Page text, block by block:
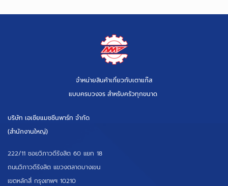
จำหน่ายสินค้าเกี่ยวกับเตาแก๊ส
แบบครบวงจร สำหรับครัวทุกขนาด
บริษัท เอเซียแมชชีนพาร์ท จำกัด
(สำนักงานใหญ่)
222/11 ซอยวิภาวดีรังสิต 60 แยก 18
ถนนวิภาวดีรังสิต แขวงตลาดบางเขน
เขตหลักสี่ กรุงเทพฯ 10210